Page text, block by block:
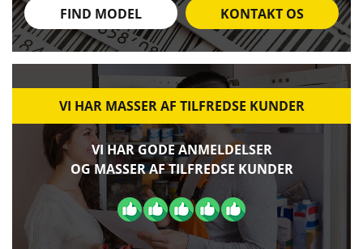
FIND MODEL KONTAKT OS
VI HAR MASSER AF TILFREDSE KUNDER
VI HAR GODE ANMELDELSER
OG MASSER AF TILFREDSE KUNDER